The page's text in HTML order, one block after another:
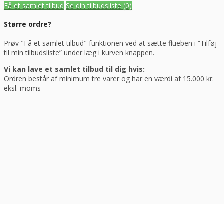
Få et samlet tilbud Se din tilbudsliste (0)
Større ordre?
Prøv "Få et samlet tilbud" funktionen ved at sætte flueben i “Tilføj
til min tilbudsliste” under læg i kurven knappen.
Vi kan lave et samlet tilbud til dig hvis:
Ordren består af minimum tre varer og har en værdi af 15.000 kr.
eksl. moms